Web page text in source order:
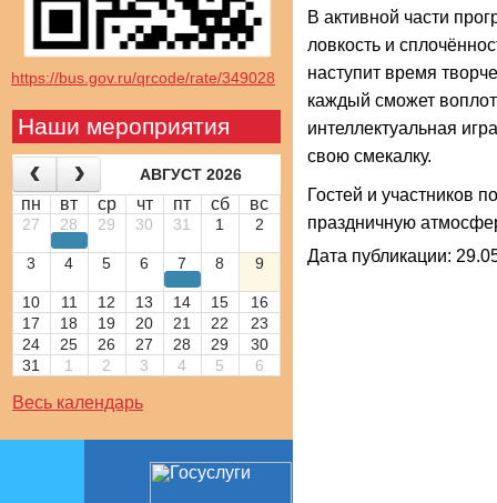
https://bus.gov.ru/qrcode/rate/349028
Наши мероприятия
АВГУСТ 2026
пн вт ср чт пт сб вс
27 28 29 30 31 1 2
3 4 5 6 7 8 9
10 11 12 13 14 15
16
17
18 19 20 21 22
23
24
25 26 27 28 29
30
31
1 2 3 4 5 6
Весь календарь
В активной части
ловкость и
наступит время
каждый сможет
интеллектуальная
свою смекалку.
Гостей и участников
праздничную
Дата публикации: